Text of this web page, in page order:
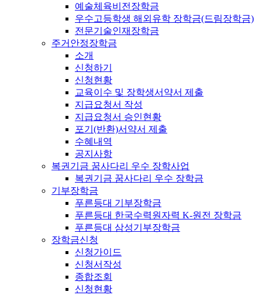
예술체육비전장학금
우수고등학생 해외유학 장학금(드림장학금)
전문기술인재장학금
주거안정장학금
소개
신청하기
신청현황
교육이수 및 장학생서약서 제출
지급요청서 작성
지급요청서 승인현황
포기(반환)서약서 제출
수혜내역
공지사항
복권기금 꿈사다리 우수 장학사업
복권기금 꿈사다리 우수 장학금
기부장학금
푸른등대 기부장학금
푸른등대 한국수력원자력 K-원전 장학금
푸른등대 삼성기부장학금
장학금신청
신청가이드
신청서작성
종합조회
신청현황